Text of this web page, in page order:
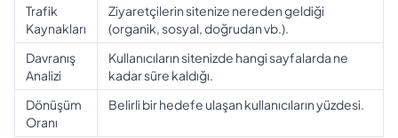
Trafik
Kaynakları
Ziyaretçilerin sitenize nereden geldiği
(organik, sosyal, doğrudan vb.).
Davranış
Analizi
Kullanıcıların sitenizde hangi sayfalarda ne
kadar süre kaldığı.
Dönüşüm
Oranı
Belirli bir hedefe ulaşan kullanıcıların yüzdesi.